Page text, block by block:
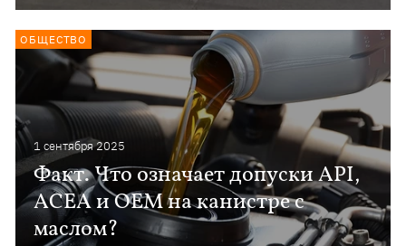
1 сентября 2025
Факт. Что означает допуски API,
ACEA и OEM на канистре с
маслом?
ОБЩЕСТВО